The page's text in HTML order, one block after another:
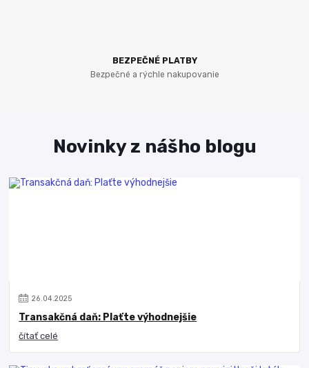
BEZPEČNÉ PLATBY
Bezpečné a rýchle nakupovanie
Novinky z nášho blogu
26.04.2025
Transakčná daň: Plaťte výhodnejšie
čítať celé